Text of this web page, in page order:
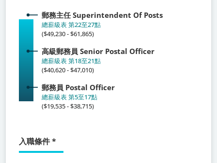
郵務主任 Superintendent Of Posts
總薪級表 第22至27點
($49,230 - $61,865)
高級郵務員 Senior Postal Officer
總薪級表 第18至21點
($40,620 - $47,010)
郵務員 Postal Officer
總薪級表 第5至17點
($19,535 - $38,715)
入職條件*